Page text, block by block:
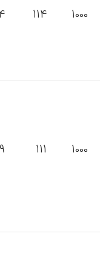
1000
114
1000
111